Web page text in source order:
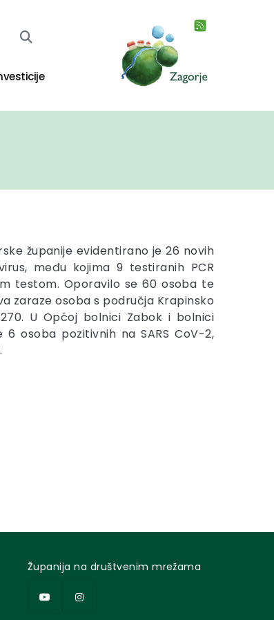
županije evidentirano je 26 novih
među kojima 9 testiranih PCR
testom. Oporavilo se 60 osoba te
zaraze osoba s područja Krapinsko
U Općoj bolnici Zabok i bolnici
osoba pozitivnih na SARS CoV-2,
Županija na društvenim mrežama